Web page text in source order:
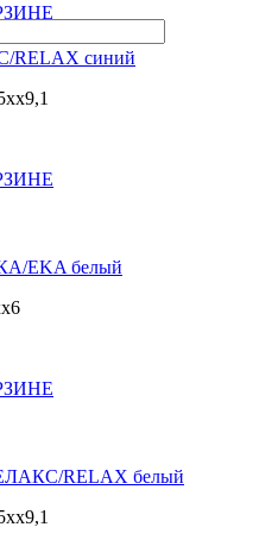
RELAX синий
EKA белый
RELAX белый